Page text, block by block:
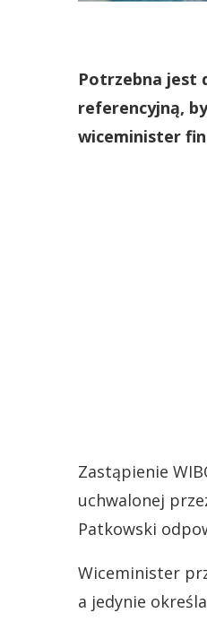
Potrzebna jest
referencyjną,
wiceminister
Zastąpienie
uchwalonej
Patkowski
Wiceminister
a jedynie